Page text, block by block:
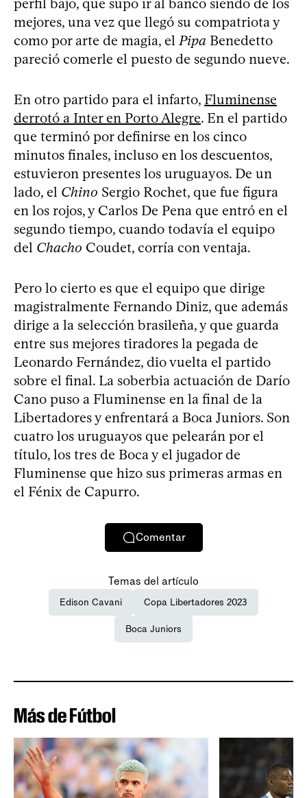
mejores, una vez que llegó su compatriota y
como por arte de magia, el Pipa Benedetto
pareció comerle el puesto de segundo nueve.
En otro partido para el infarto, Fluminense
derrotó a Inter en Porto Alegre. En el partido
que terminó por definirse en los cinco
minutos finales, incluso en los descuentos,
estuvieron presentes los uruguayos. De un
lado, el Chino Sergio Rochet, que fue figura
en los rojos, y Carlos De Pena que entró en el
segundo tiempo, cuando todavía el equipo
del Chacho Coudet, corría con ventaja.
Pero lo cierto es que el equipo que dirige
magistralmente Fernando Diniz, que además
dirige a la selección brasileña, y que guarda
entre sus mejores tiradores la pegada de
Leonardo Fernández, dio vuelta el partido
sobre el final. La soberbia actuación de Darío
Cano puso a Fluminense en la final de la
Libertadores y enfrentará a Boca Juniors. Son
cuatro los uruguayos que pelearán por el
título, los tres de Boca y el jugador de
Fluminense que hizo sus primeras armas en
el Fénix de Capurro.
Comentar
Temas del artículo
Edison Cavani Copa Libertadores 2023
Boca Juniors
Más de Fútbol